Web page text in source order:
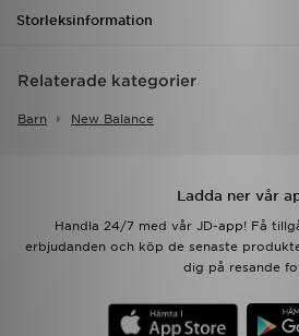
Storleksinformation
Relaterade kategorier
Barn New Balance
Ladda ner vår
Handla 24/7 med vår JD-app! Få
erbjudanden och köp de senaste
dig på resande